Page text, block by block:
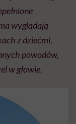
wyglądają
z dziećmi,
powodów,
w głowie.